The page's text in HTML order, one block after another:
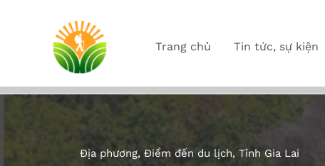
Trang chủ Tin tức, sự kiện
Địa phương, Điểm đến du lịch, Tỉnh Gia Lai